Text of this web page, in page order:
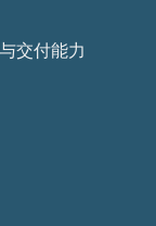
交付能力